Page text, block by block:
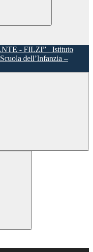
Istituto
Scuola dell’Infanzia –